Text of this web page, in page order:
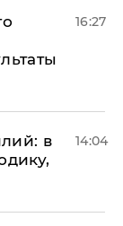
16:27
в
14:04